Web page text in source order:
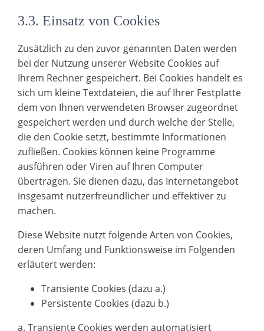
3.3. Einsatz von Cookies
Zusätzlich zu den zuvor genannten Daten werden
bei der Nutzung unserer Website Cookies auf
Ihrem Rechner gespeichert. Bei Cookies handelt es
sich um kleine Textdateien, die auf Ihrer Festplatte
dem von Ihnen verwendeten Browser zugeordnet
gespeichert werden und durch welche der Stelle,
die den Cookie setzt, bestimmte Informationen
zufließen. Cookies können keine Programme
ausführen oder Viren auf Ihren Computer
übertragen. Sie dienen dazu, das Internetangebot
insgesamt nutzerfreundlicher und effektiver zu
machen.
Diese Website nutzt folgende Arten von Cookies,
deren Umfang und Funktionsweise im Folgenden
erläutert werden:
Transiente Cookies (dazu a.)
Persistente Cookies (dazu b.)
a. Transiente Cookies werden automatisiert